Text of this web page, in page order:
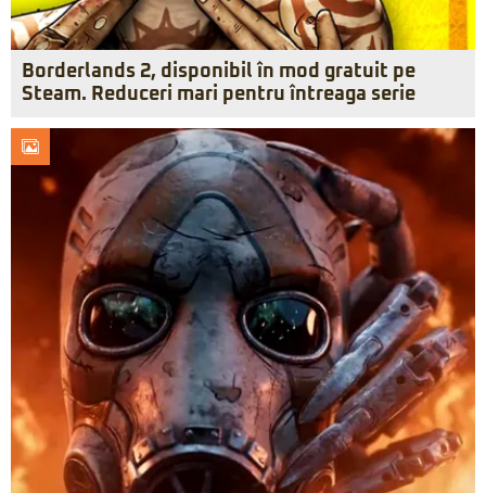
Borderlands 2, disponibil în mod gratuit pe
Steam. Reduceri mari pentru întreaga serie